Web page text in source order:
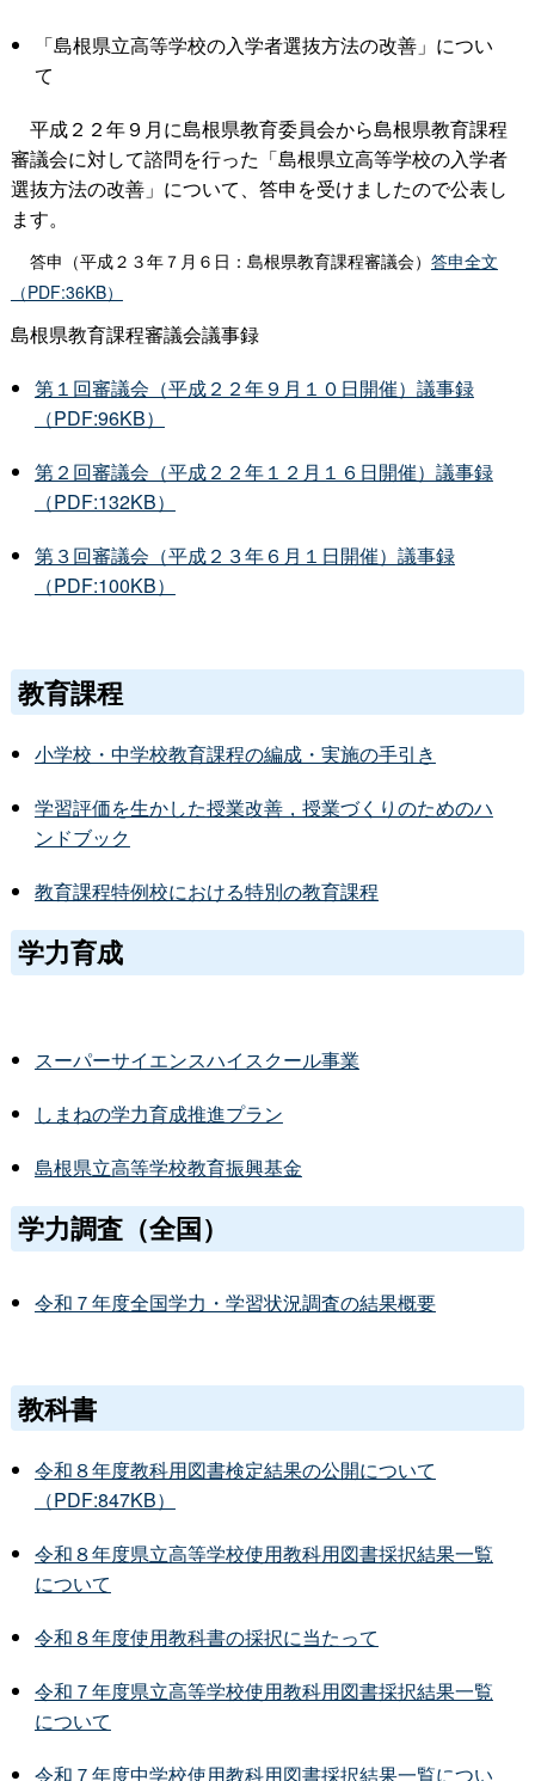
「島根県立高等学校の入学者選抜方法の改善」につい
て
平成２２年９月に島根県教育委員会から島根県教育課程
審議会に対して諮問を行った「島根県立高等学校の入学者
選抜方法の改善」について、答申を受けましたので公表し
ます。
答申（平成２３年７月６日：島根県教育課程審議会） 答申全文
（PDF:36KB）
島根県教育課程審議会議事録
第１回審議会（平成２２年９月１０日開催）議事録
（PDF:96KB）
第２回審議会（平成２２年１２月１６日開催）議事録
（PDF:132KB）
第３回審議会（平成２３年６月１日開催）議事録
（PDF:100KB）
教育課程
小学校・中学校教育課程の編成・実施の手引き
学習評価を生かした授業改善，授業づくりのためのハ
ンドブック
教育課程特例校における特別の教育課程
学力育成
スーパーサイエンスハイスクール事業
しまねの学力育成推進プラン
島根県立高等学校教育振興基金
学力調査（全国）
令和７年度全国学力・学習状況調査の結果概要
教科書
令和８年度教科用図書検定結果の公開について
（PDF:847KB）
令和８年度県立高等学校使用教科用図書採択結果一覧
について
令和８年度使用教科書の採択に当たって
令和７年度県立高等学校使用教科用図書採択結果一覧
について
令和７年度中学校使用教科用図書採択結果一覧につい